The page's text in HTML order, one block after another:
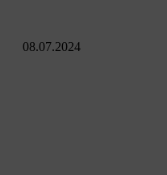
08.07.2024